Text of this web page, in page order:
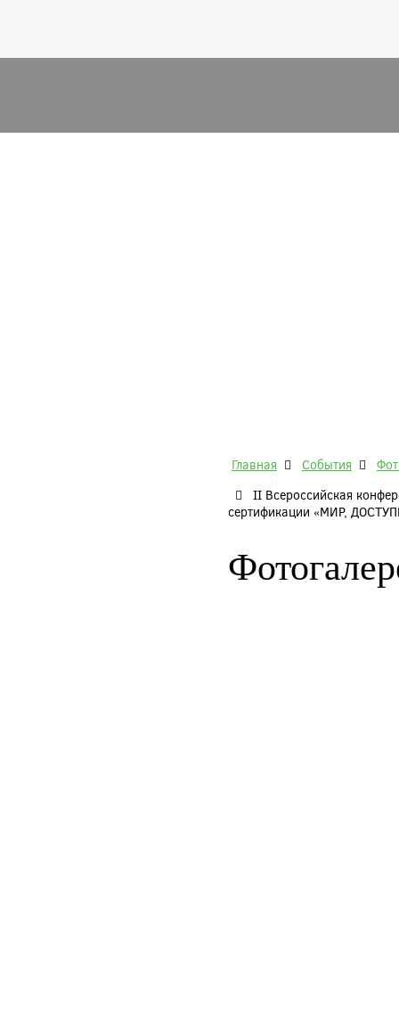
Главная События
II Всероссийская
сертификации «МИР,